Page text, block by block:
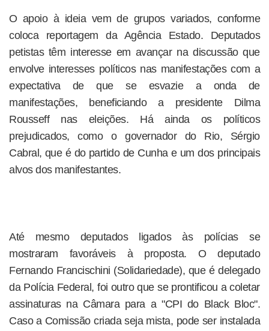
O apoio à ideia vem de grupos variados, conforme
coloca reportagem da Agência Estado. Deputados
petistas têm interesse em avançar na discussão que
envolve interesses políticos nas manifestações com a
expectativa de que se esvazie a onda de
manifestações, beneficiando a presidente Dilma
Rousseff nas eleições. Há ainda os políticos
prejudicados, como o governador do Rio, Sérgio
Cabral, que é do partido de Cunha e um dos principais
alvos dos manifestantes.
Até mesmo deputados ligados às polícias se
mostraram favoráveis à proposta. O deputado
Fernando Francischini (Solidariedade), que é delegado
da Polícia Federal, foi outro que se prontificou a coletar
assinaturas na Câmara para a "CPI do Black Bloc".
Caso a Comissão criada seja mista, pode ser instalada